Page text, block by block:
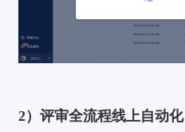
2）评审全流程线上自动化